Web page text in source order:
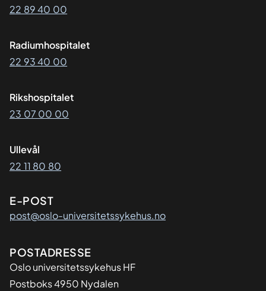
22 89 40 00
Radiumhospitalet
22 93 40 00
Rikshospitalet
23 07 00 00
Ullevål
22 11 80 80
E-POST
post@oslo-universitetssykehus.no
Adresse
POSTADRESSE
Oslo universitetssykehus HF
Postboks 4950 Nydalen